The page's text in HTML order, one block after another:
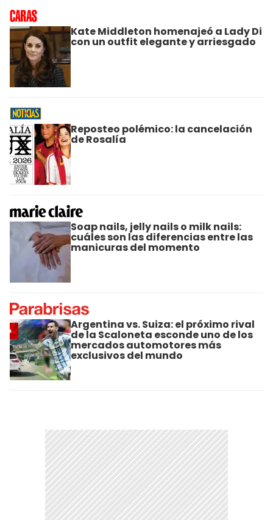
Kate Middleton homenajeó a Lady Di
con un outfit elegante y arriesgado
Reposteo polémico: la cancelación
de Rosalía
Soap nails, jelly nails o milk nails:
cuáles son las diferencias entre las
manicuras del momento
Argentina vs. Suiza: el próximo rival
de la Scaloneta esconde uno de los
mercados automotores más
exclusivos del mundo